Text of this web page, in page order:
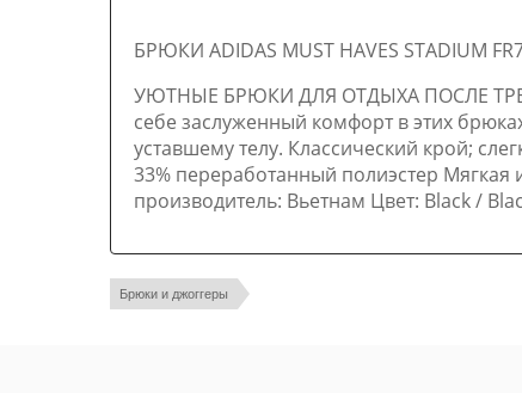
БРЮКИ ADIDAS MUST HAVES STADIUM
УЮТНЫЕ БРЮКИ ДЛЯ ОТДЫХА ПОСЛЕ
себе заслуженный комфорт в этих
уставшему телу. Классический крой;
33% переработанный полиэстер
производитель: Вьетнам Цвет: Black /
Брюки и джоггеры